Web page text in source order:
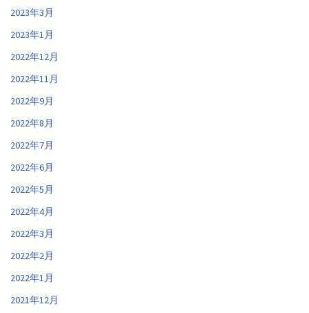
2023年3月
2023年1月
2022年12月
2022年11月
2022年9月
2022年8月
2022年7月
2022年6月
2022年5月
2022年4月
2022年3月
2022年2月
2022年1月
2021年12月